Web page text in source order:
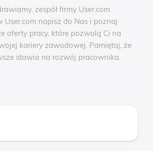
zespół firmy User.com
User.com napisz do Nas i poznaj
oferty pracy, które pozwolą Ci na
kariery zawodowej. Pamiętaj, że
stawia na rozwój pracownika.